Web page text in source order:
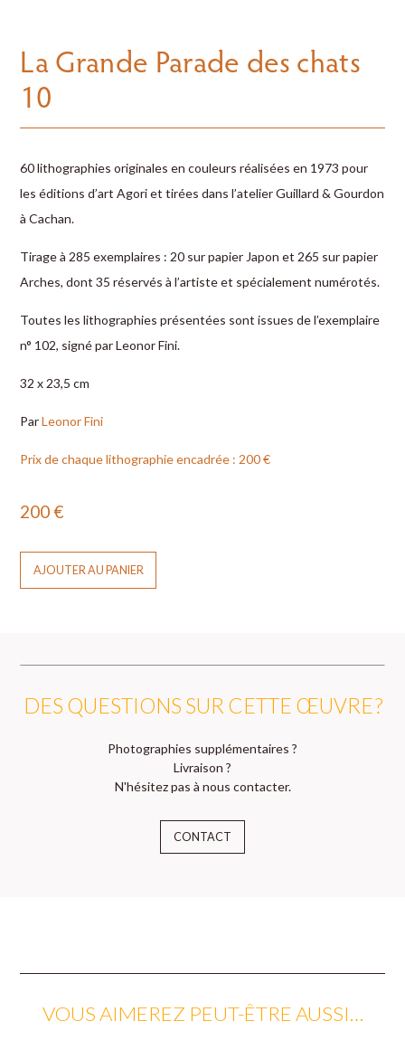
La Grande Parade des chats
10
60 lithographies originales en couleurs réalisées en 1973 pour
les ­éditions d’art Agori et tirées dans l’atelier Guillard & Gourdon
à Cachan.
Tirage à 285 exemplaires : 20 sur papier ­Japon et 265 sur papier
Arches, dont 35 réservés à l’artiste et ­spécialement numérotés.
Toutes les lithographies présentées sont issues de l’exemplaire
n° 102, signé par Leonor Fini.
32 x 23,5 cm
ParLeonor Fini
Prix de chaque lithographie encadrée : 200 €
200€
AJOUTER AU PANIER
DES QUESTIONS SUR CETTE ŒUVRE ?
Photographies supplémentaires ?
Livraison ?
N'hésitez pas à nous contacter.
CONTACT
VOUS AIMEREZ PEUT-ÊTRE AUSSI…